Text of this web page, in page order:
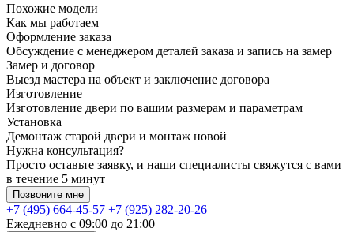
Похожие модели
Как мы работаем
Оформление заказа
Обсуждение с менеджером деталей заказа и запись на замер
Замер и договор
Выезд мастера на объект и заключение договора
Изготовление
Изготовление двери по вашим размерам и параметрам
Установка
Демонтаж старой двери и монтаж новой
Нужна консультация?
Просто оставьте заявку, и наши специалисты свяжутся с вами
в течение 5 минут
Позвоните мне
+7 (495) 664-45-57 +7 (925) 282-20-26
Ежедневно с 09:00 до 21:00